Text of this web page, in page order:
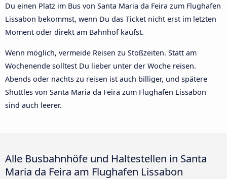
Du einen Platz im Bus von Santa Maria da Feira zum Flughafen
Lissabon bekommst, wenn Du das Ticket nicht erst im letzten
Moment oder direkt am Bahnhof kaufst.
Wenn möglich, vermeide Reisen zu Stoßzeiten. Statt am
Wochenende solltest Du lieber unter der Woche reisen.
Abends oder nachts zu reisen ist auch billiger, und spätere
Shuttles von Santa Maria da Feira zum Flughafen Lissabon
sind auch leerer.
Alle Busbahnhöfe und Haltestellen in Santa
Maria da Feira am Flughafen Lissabon